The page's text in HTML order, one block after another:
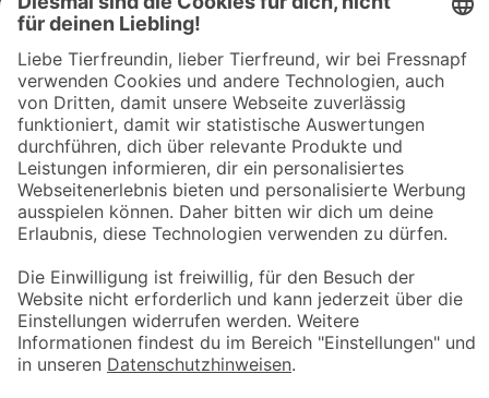
© 2026 Fressnapf Tiernahrungs GmbH
Westpreußenstraße 32-38
47809 Krefeld
Impressum
Datenschutz­hinweise
Cookies
AGB
Entdecke Fressnapf
Tierversicherung
GPS-Tracker
Fressnapf Salon
Online-Shop